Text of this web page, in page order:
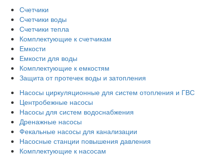
Счетчики
Счетчики воды
Счетчики тепла
Комплектующие к счетчикам
Емкости
Емкости для воды
Комплектующие к емкостям
Защита от протечек воды и затопления
Насосы циркуляционные для систем отопления и ГВС
Центробежные насосы
Насосы для систем водоснабжения
Дренажные насосы
Фекальные насосы для канализации
Насосные станции повышения давления
Комплектующие к насосам